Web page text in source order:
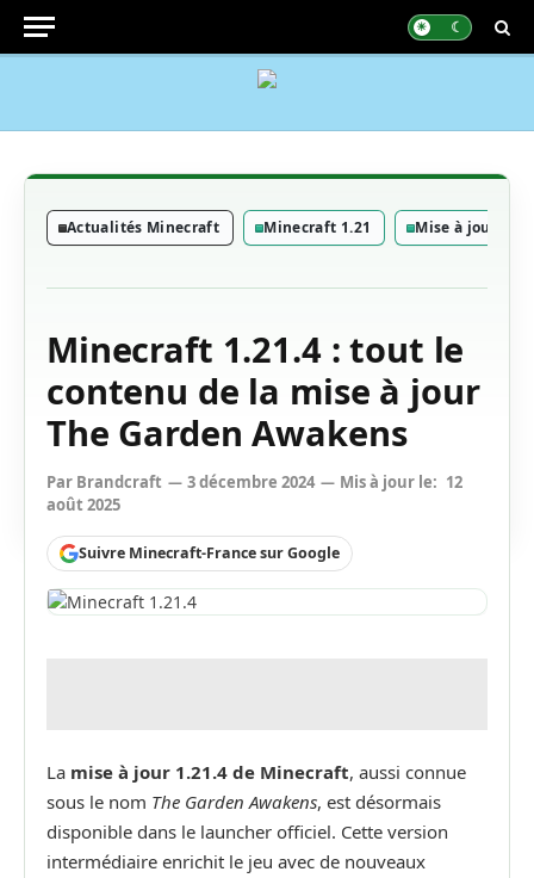
Actualités Minecraft Minecraft 1.21 Mise à jour
Minecraft 1.21.4 : tout le
contenu de la mise à jour
The Garden Awakens
Par Brandcraft 3 décembre 2024 Mis à jour le: 12
août 2025
Suivre Minecraft-France sur Google
La mise à jour 1.21.4 de Minecraft, aussi connue
sous le nom The Garden Awakens, est désormais
disponible dans le launcher officiel. Cette version
intermédiaire enrichit le jeu avec de nouveaux